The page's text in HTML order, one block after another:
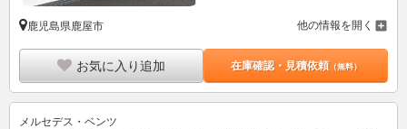
鹿児島県鹿屋市 他の情報を開く
お気に入り追加 在庫確認・見積依頼（無料）
メルセデス・ベンツ